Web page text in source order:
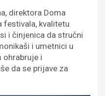
direktora Doma
festivala, kvalitetu
i činjenica da stručni
i umetnici u
ohrabruje i
da se prijave za